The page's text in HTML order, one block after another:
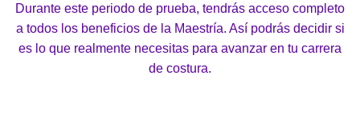
Durante este periodo de prueba, tendrás acceso completo
a todos los beneficios de la Maestría. Así podrás decidir si
es lo que realmente necesitas para avanzar en tu carrera
de costura.